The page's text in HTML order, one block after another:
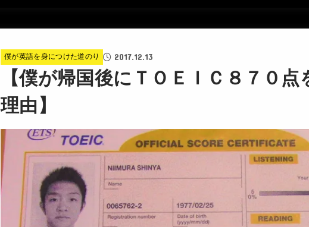
僕が英語を身につけた道のり 2017.12.13
【僕が帰国後にＴＯＥＩＣ８７０
理由】